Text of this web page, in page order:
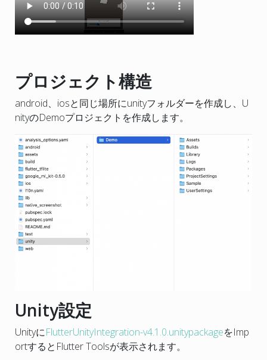
プロジェクト構造
android、iosと同じ場所にunityフォルダーを作成し、U
nityのDemoプロジェクトを作成します。
Unity設定
UnityにFlutterUnityIntegration-v4.1.0.unitypackageをImp
ortするとFlutter Toolsが表示されます。